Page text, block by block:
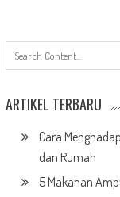
ARTIKEL TERBARU
Cara
dan Rumah
5 Makanan